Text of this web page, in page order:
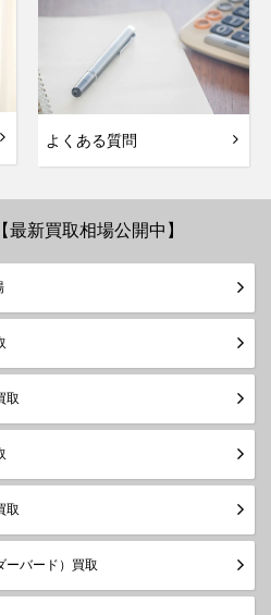
よくある質問
新買取相場公開中】
取
取
ーバード）買取